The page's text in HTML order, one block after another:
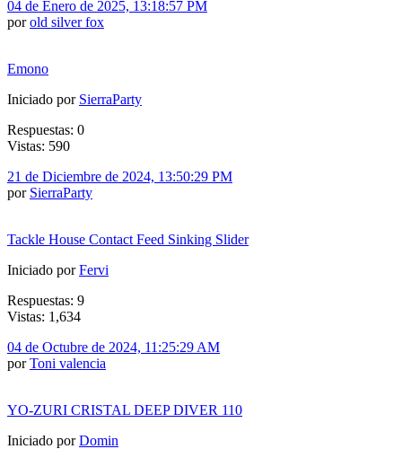
04 de Enero de 2025, 13:18:57 PM
porold silver fox
Emono
Iniciado por SierraParty
Respuestas: 0
Vistas: 590
21 de Diciembre de 2024, 13:50:29 PM
por SierraParty
Tackle House Contact Feed Sinking Slider
Iniciado porFervi
Respuestas: 9
Vistas: 1,634
04 de Octubre de 2024, 11:25:29 AM
porToni valencia
YO-ZURI CRISTAL DEEP DIVER 110
Iniciado porDomin